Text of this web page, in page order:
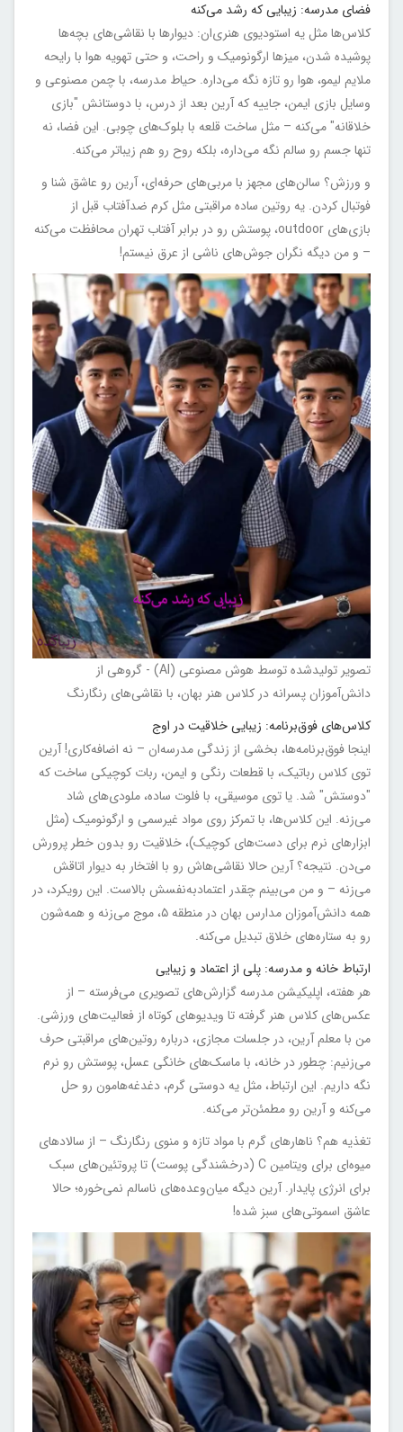
فضای مدرسه: زیبایی که رشد می‌کنه
کلاس‌ها مثل یه استودیوی هنری‌ان: دیوارها با نقاشی‌های بچه‌ها
پوشیده شدن، میزها ارگونومیک و راحت، و حتی تهویه هوا با رایحه
ملایم لیمو، هوا رو تازه نگه می‌داره. حیاط مدرسه، با چمن مصنوعی و
وسایل بازی ایمن، جاییه که آرین بعد از درس، با دوستانش "بازی
خلاقانه" می‌کنه – مثل ساخت قلعه با بلوک‌های چوبی. این فضا، نه
تنها جسم رو سالم نگه می‌داره، بلکه روح رو هم زیباتر می‌کنه.
و ورزش؟ سالن‌های مجهز با مربی‌های حرفه‌ای، آرین رو عاشق شنا و
فوتبال کردن. یه روتین ساده مراقبتی مثل کرم ضدآفتاب قبل از
بازی‌های outdoor، پوستش رو در برابر آفتاب تهران محافظت می‌کنه
– و من دیگه نگران جوش‌های ناشی از عرق نیستم!
تصویر تولیدشده توسط هوش مصنوعی (AI) - گروهی از
دانش‌آموزان پسرانه در کلاس هنر بهان، با نقاشی‌های رنگارنگ
کلاس‌های فوق‌برنامه: زیبایی خلاقیت در اوج
اینجا فوق‌برنامه‌ها، بخشی از زندگی مدرسه‌ان – نه اضافه‌کاری! آرین
توی کلاس رباتیک، با قطعات رنگی و ایمن، ربات کوچیکی ساخت که
"دوستش" شد. یا توی موسیقی، با فلوت ساده، ملودی‌های شاد
می‌زنه. این کلاس‌ها، با تمرکز روی مواد غیرسمی و ارگونومیک (مثل
ابزارهای نرم برای دست‌های کوچیک)، خلاقیت رو بدون خطر پرورش
می‌دن. نتیجه؟ آرین حالا نقاشی‌هاش رو با افتخار به دیوار اتاقش
می‌زنه – و من می‌بینم چقدر اعتمادبه‌نفسش بالاست. این رویکرد، در
همه دانش‌آموزان مدارس بهان در منطقه ۵، موج می‌زنه و همه‌شون
رو به ستاره‌های خلاق تبدیل می‌کنه.
ارتباط خانه و مدرسه: پلی از اعتماد و زیبایی
هر هفته، اپلیکیشن مدرسه گزارش‌های تصویری می‌فرسته – از
عکس‌های کلاس هنر گرفته تا ویدیوهای کوتاه از فعالیت‌های ورزشی.
من با معلم آرین، در جلسات مجازی، درباره روتین‌های مراقبتی حرف
می‌زنیم: چطور در خانه، با ماسک‌های خانگی عسل، پوستش رو نرم
نگه داریم. این ارتباط، مثل یه دوستی گرم، دغدغه‌هامون رو حل
می‌کنه و آرین رو مطمئن‌تر می‌کنه.
تغذیه هم؟ ناهارهای گرم با مواد تازه و منوی رنگارنگ – از سالادهای
میوه‌ای برای ویتامین C (درخشندگی پوست) تا پروتئین‌های سبک
برای انرژی پایدار. آرین دیگه میان‌وعده‌های ناسالم نمی‌خوره؛ حالا
عاشق اسموتی‌های سبز شده!